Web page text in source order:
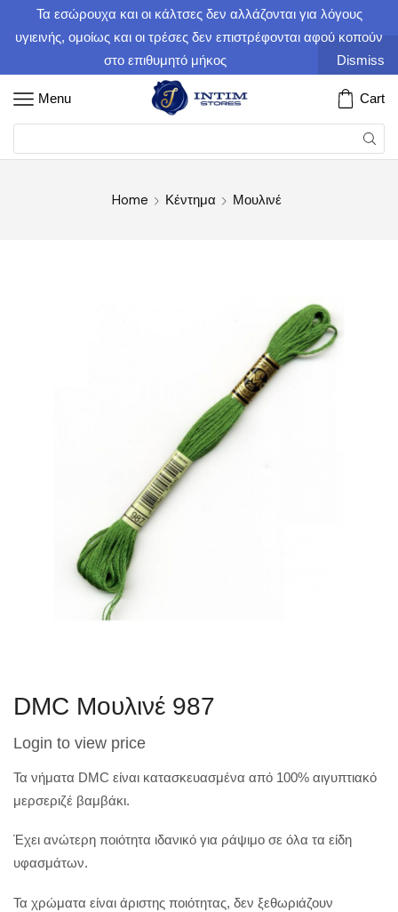
Τα εσώρουχα και οι κάλτσες δεν αλλάζονται για λόγους
υγιεινής, ομοίως και οι τρέσες δεν επιστρέφονται αφού κοπούν
στο επιθυμητό μήκος
Dismiss
Menu Cart
Home Κέντημα Μουλινέ
DMC Μουλινέ 987
Login to view price
Τα νήματα DMC είναι κατασκευασμένα από 100% αιγυπτιακό
μερσεριζέ βαμβάκι.
Έχει ανώτερη ποιότητα ιδανικό για ράψιμο σε όλα τα είδη
υφασμάτων.
Τα χρώματα είναι άριστης ποιότητας, δεν ξεθωριάζουν